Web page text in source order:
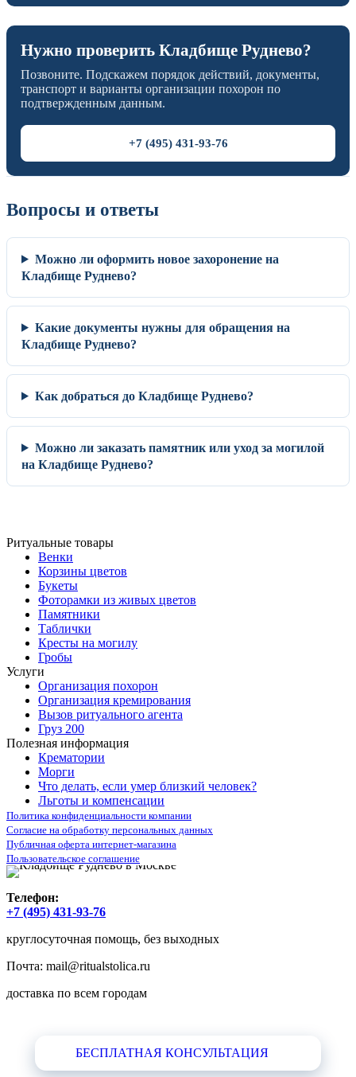
БЕСПЛАТНАЯ КОНСУЛЬТАЦИЯ
Нужно проверить Кладбище Руднево?
Позвоните. Подскажем порядок действий, документы,
транспорт и варианты организации похорон по
подтвержденным данным.
+7 (495) 431-93-76
Вопросы и ответы
Можно ли оформить новое захоронение на
Кладбище Руднево?
Какие документы нужны для обращения на
Кладбище Руднево?
Как добраться до Кладбище Руднево?
Можно ли заказать памятник или уход за могилой
на Кладбище Руднево?
Ритуальные товары
Венки
Корзины цветов
Букеты
Фоторамки из живых цветов
Памятники
Таблички
Кресты на могилу
Гробы
Услуги
Организация похорон
Организация кремирования
Вызов ритуального агента
Груз 200
Полезная информация
Крематории
Морги
Что делать, если умер близкий человек?
Льготы и компенсации
Политика конфиденциальности компании
Согласие на обработку персональных данных
Публичная оферта интернет-магазина
Пользовательское соглашение
Телефон:
+7 (495) 431-93-76
круглосуточная помощь, без выходных
Почта: mail@ritualstolica.ru
доставка по всем городам